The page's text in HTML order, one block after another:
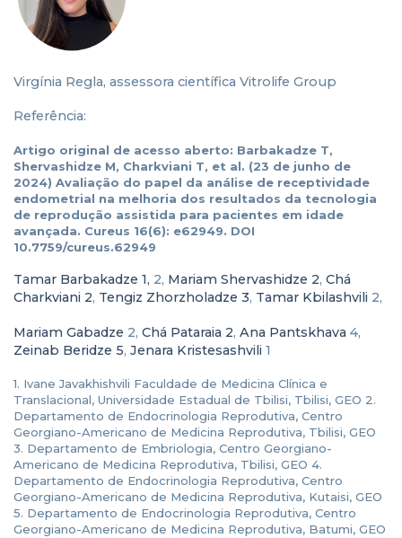
Virgínia Regla, assessora científica Vitrolife Group
Referência:
Artigo original de acesso aberto: Barbakadze T,
Shervashidze M, Charkviani T, et al. (23 de junho de
2024) Avaliação do papel da análise de receptividade
endometrial na melhoria dos resultados da tecnologia
de reprodução assistida para pacientes em idade
avançada. Cureus 16(6): e62949. DOI
10.7759/cureus.62949
Tamar Barbakadze 1, 2, Mariam Shervashidze 2, Chá
Charkviani 2, Tengiz Zhorzholadze 3, Tamar Kbilashvili 2,
Mariam Gabadze 2, Chá Pataraia 2, Ana Pantskhava 4,
Zeinab Beridze 5, Jenara Kristesashvili 1
1. Ivane Javakhishvili Faculdade de Medicina Clínica e
Translacional, Universidade Estadual de Tbilisi, Tbilisi, GEO 2.
Departamento de Endocrinologia Reprodutiva, Centro
Georgiano-Americano de Medicina Reprodutiva, Tbilisi, GEO
3. Departamento de Embriologia, Centro Georgiano-
Americano de Medicina Reprodutiva, Tbilisi, GEO 4.
Departamento de Endocrinologia Reprodutiva, Centro
Georgiano-Americano de Medicina Reprodutiva, Kutaisi, GEO
5. Departamento de Endocrinologia Reprodutiva, Centro
Georgiano-Americano de Medicina Reprodutiva, Batumi, GEO